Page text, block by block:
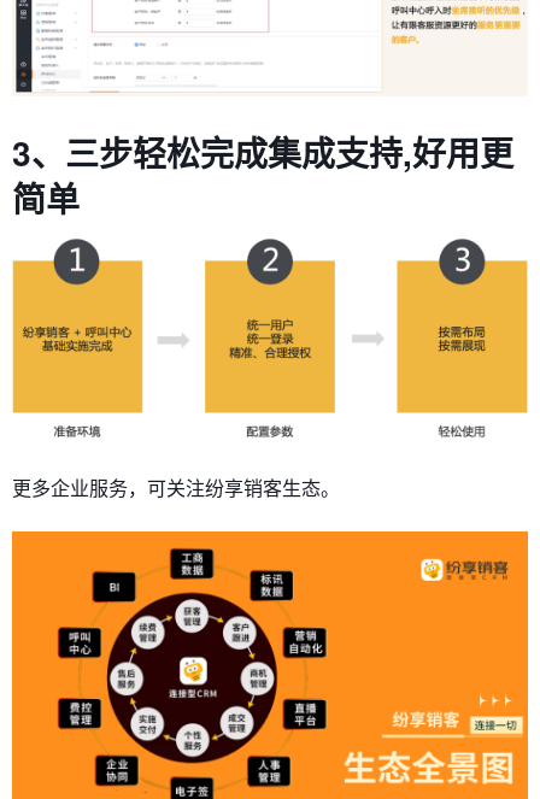
3、三步轻松完成集成支持,好用更
简单
更多企业服务，可关注纷享销客生态。